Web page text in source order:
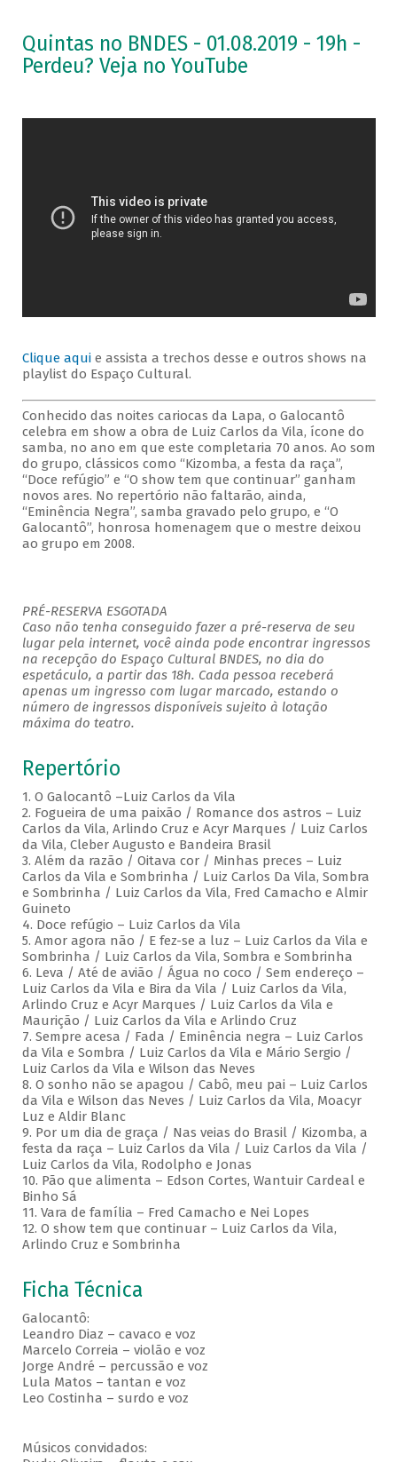
Quintas no BNDES - 01.08.2019 - 19h -
Perdeu? Veja no YouTube
Clique aquie assista a trechos desse e outros shows na
playlist do Espaço Cultural.
Conhecido das noites cariocas da Lapa, o Galocantô
celebra em show a obra de Luiz Carlos da Vila, ícone do
samba, no ano em que este completaria 70 anos. Ao som
do grupo, clássicos como “Kizomba, a festa da raça”,
“Doce refúgio” e “O show tem que continuar” ganham
novos ares. No repertório não faltarão, ainda,
“Eminência Negra”, samba gravado pelo grupo, e “O
Galocantô”, honrosa homenagem que o mestre deixou
ao grupo em 2008.
PRÉ-RESERVA ESGOTADA
Caso não tenha conseguido fazer a pré-reserva de seu
lugar pela internet, você ainda pode encontrar ingressos
na recepção do Espaço Cultural BNDES, no dia do
espetáculo, a partir das 18h. Cada pessoa receberá
apenas um ingresso com lugar marcado, estando o
número de ingressos disponíveis sujeito à lotação
máxima do teatro.
Repertório
1. O Galocantô –Luiz Carlos da Vila
2. Fogueira de uma paixão / Romance dos astros – Luiz
Carlos da Vila, Arlindo Cruz e Acyr Marques / Luiz Carlos
da Vila, Cleber Augusto e Bandeira Brasil
3. Além da razão / Oitava cor / Minhas preces – Luiz
Carlos da Vila e Sombrinha / Luiz Carlos Da Vila, Sombra
e Sombrinha / Luiz Carlos da Vila, Fred Camacho e Almir
Guineto
4. Doce refúgio – Luiz Carlos da Vila
5. Amor agora não / E fez-se a luz – Luiz Carlos da Vila e
Sombrinha / Luiz Carlos da Vila, Sombra e Sombrinha
6. Leva / Até de avião / Água no coco / Sem endereço –
Luiz Carlos da Vila e Bira da Vila / Luiz Carlos da Vila,
Arlindo Cruz e Acyr Marques / Luiz Carlos da Vila e
Maurição / Luiz Carlos da Vila e Arlindo Cruz
7. Sempre acesa / Fada / Eminência negra – Luiz Carlos
da Vila e Sombra / Luiz Carlos da Vila e Mário Sergio /
Luiz Carlos da Vila e Wilson das Neves
8. O sonho não se apagou / Cabô, meu pai – Luiz Carlos
da Vila e Wilson das Neves / Luiz Carlos da Vila, Moacyr
Luz e Aldir Blanc
9. Por um dia de graça / Nas veias do Brasil / Kizomba, a
festa da raça – Luiz Carlos da Vila / Luiz Carlos da Vila /
Luiz Carlos da Vila, Rodolpho e Jonas
10. Pão que alimenta – Edson Cortes, Wantuir Cardeal e
Binho Sá
11. Vara de família – Fred Camacho e Nei Lopes
12. O show tem que continuar – Luiz Carlos da Vila,
Arlindo Cruz e Sombrinha
Ficha Técnica
Galocantô:
Leandro Diaz – cavaco e voz
Marcelo Correia – violão e voz
Jorge André – percussão e voz
Lula Matos – tantan e voz
Leo Costinha – surdo e voz
Músicos convidados: